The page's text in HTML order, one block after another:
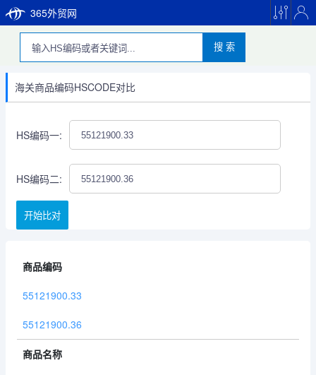
365外贸网
搜 索
海关商品编码HSCODE对比
HS编码一:
HS编码二:
开始比对
商品编码
55121900.33
55121900.36
商品名称